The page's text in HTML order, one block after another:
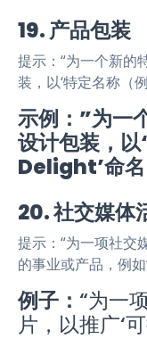
19. 产品包装
提示：“为一个新的
装，以‘特定名称（
示例：”为一
设计包装，
Delight’命
20. 社交媒体
提示：“为一项社交
的事业或产品，例如
例子： “为一
片，以推广‘